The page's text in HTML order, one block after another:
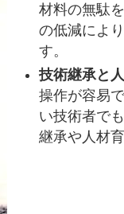
材料の無駄
の低減によ
す。
技術継承と
操作が容易
い技術者で
継承や人材